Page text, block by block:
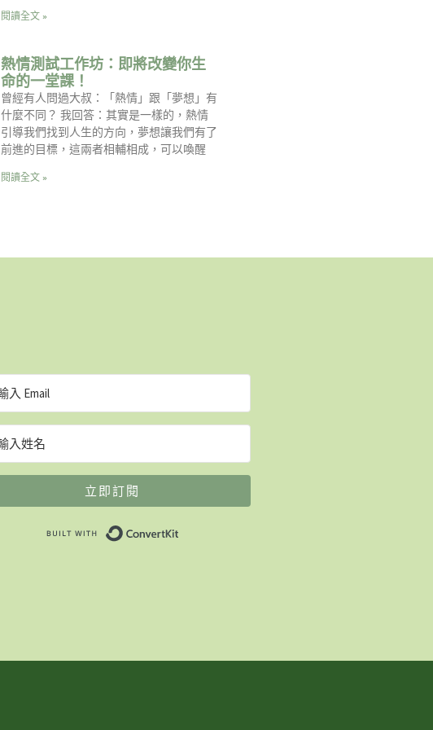
閱讀全文 »
熱情測試工作坊：即將改變你生
命的一堂課！
曾經有人問過大叔：「熱情」跟「夢想」有
什麼不同？ 我回答：其實是一樣的，熱情
引導我們找到人生的方向，夢想讓我們有了
前進的目標，這兩者相輔相成，可以喚醒
閱讀全文 »
立即訂閱